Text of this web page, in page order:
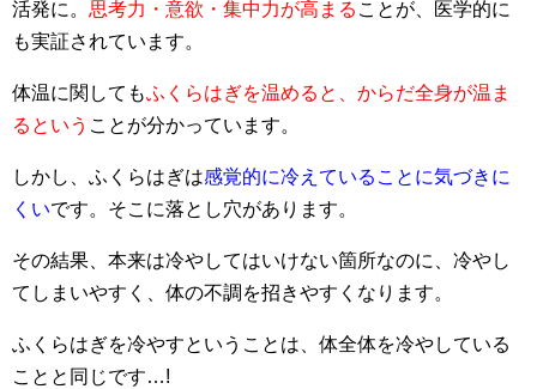
活発に。 思考力・意欲・集中力が高まる ことが、医学的に
も実証されています。
体温に関してもふくらはぎを温めると、からだ全身が温ま
るという ことが分かっています。
しかし、ふくらはぎは感覚的に冷えていることに気づきに
くいです。そこに落とし穴があります。
その結果、本来は冷やしてはいけない箇所なのに、冷やし
てしまいやすく、体の不調を招きやすくなります。
ふくらはぎを冷やすということは、体全体を冷やしている
ことと同じです…!